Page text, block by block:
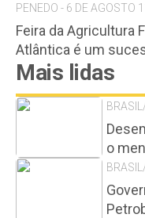
PENEDO - 6 DE AGOSTO
Feira da Agricultura
Atlântica é um
Mais lidas
o